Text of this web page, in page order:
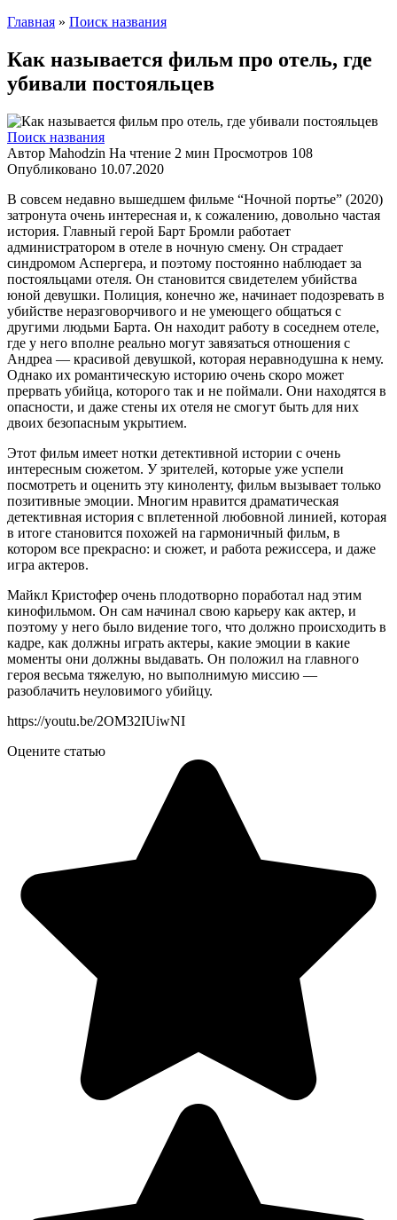
Главная » Поиск названия
Как называется фильм про отель, где
убивали постояльцев
Поиск названия
Автор Mahodzin На чтение 2 мин Просмотров 108
Опубликовано 10.07.2020
В совсем недавно вышедшем фильме “Ночной портье” (2020)
затронута очень интересная и, к сожалению, довольно частая
история. Главный герой Барт Бромли работает
администратором в отеле в ночную смену. Он страдает
синдромом Аспергера, и поэтому постоянно наблюдает за
постояльцами отеля. Он становится свидетелем убийства
юной девушки. Полиция, конечно же, начинает подозревать в
убийстве неразговорчивого и не умеющего общаться с
другими людьми Барта. Он находит работу в соседнем отеле,
где у него вполне реально могут завязаться отношения с
Андреа — красивой девушкой, которая неравнодушна к нему.
Однако их романтическую историю очень скоро может
прервать убийца, которого так и не поймали. Они находятся в
опасности, и даже стены их отеля не смогут быть для них
двоих безопасным укрытием.
Этот фильм имеет нотки детективной истории с очень
интересным сюжетом. У зрителей, которые уже успели
посмотреть и оценить эту киноленту, фильм вызывает только
позитивные эмоции. Многим нравится драматическая
детективная история с вплетенной любовной линией, которая
в итоге становится похожей на гармоничный фильм, в
котором все прекрасно: и сюжет, и работа режиссера, и даже
игра актеров.
Майкл Кристофер очень плодотворно поработал над этим
кинофильмом. Он сам начинал свою карьеру как актер, и
поэтому у него было видение того, что должно происходить в
кадре, как должны играть актеры, какие эмоции в какие
моменты они должны выдавать. Он положил на главного
героя весьма тяжелую, но выполнимую миссию —
разоблачить неуловимого убийцу.
https://youtu.be/2OM32IUiwNI
Оцените статью